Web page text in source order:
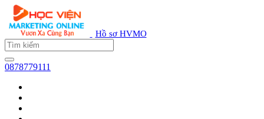
Hồ sơ HVMO
0878779111